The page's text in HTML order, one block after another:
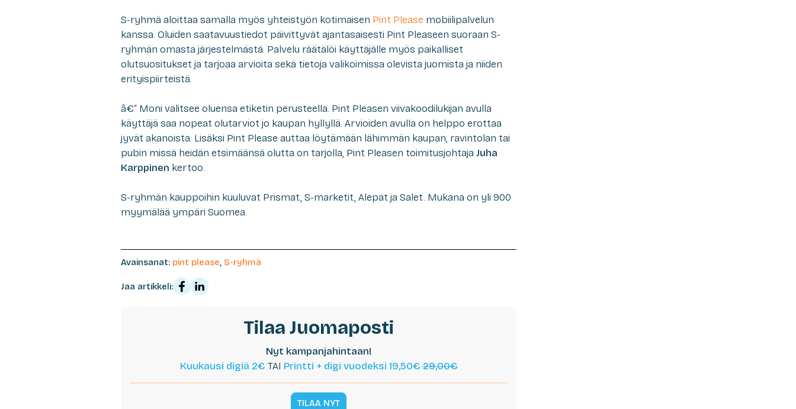
S-ryhmä aloittaa samalla myös yhteistyön kotimaisen Pint Please mobiilipalvelun
kanssa. Oluiden saatavuustiedot päivittyvät ajantasaisesti Pint Pleaseen suoraan S-
ryhmän omasta järjestelmästä. Palvelu räätälöi käyttäjälle myös paikalliset
olutsuositukset ja tarjoaa arvioita sekä tietoja valikoimissa olevista juomista ja niiden
erityispiirteistä.
â€“ Moni valitsee oluensa etiketin perusteella. Pint Pleasen viivakoodilukijan avulla
käyttäjä saa nopeat olutarviot jo kaupan hyllyllä. Arvioiden avulla on helppo erottaa
jyvät akanoista. Lisäksi Pint Please auttaa löytämään lähimmän kaupan, ravintolan tai
pubin missä heidän etsimäänsä olutta on tarjolla, Pint Pleasen toimitusjohtaja Juha
Karppinen kertoo.
S-ryhmän kauppoihin kuuluvat Prismat, S-marketit, Alepat ja Salet. Mukana on yli 900
myymälää ympäri Suomea.
Avainsanat: pint please, S-ryhmä
Jaa artikkeli:
Tilaa Juomaposti
Nyt kampanjahintaan!
Kuukausi digiä 2€ TAI Printti + digi vuodeksi 19,50€29,00€
TILAA NYT